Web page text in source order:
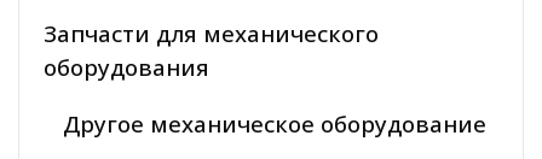
Запчасти для механического
оборудования
Другое механическое оборудование